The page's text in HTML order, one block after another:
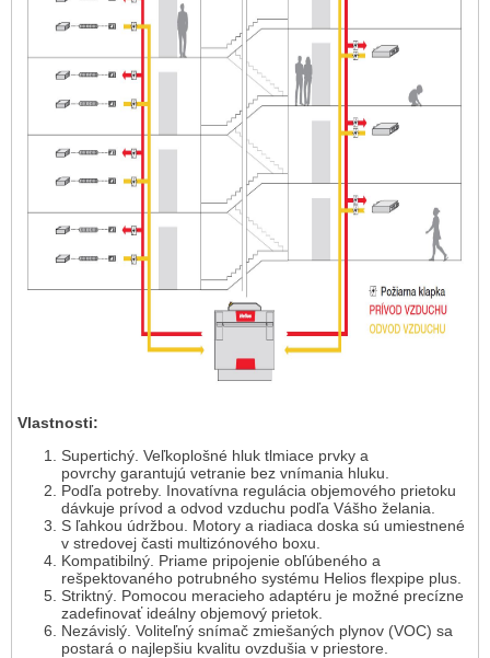
Vlastnosti:
Supertichý. Veľkoplošné hluk tlmiace prvky a
povrchy garantujú vetranie bez vnímania hluku.
Podľa potreby. Inovatívna regulácia objemového prietoku
dávkuje prívod a odvod vzduchu podľa Vášho želania.
S ľahkou údržbou. Motory a riadiaca doska sú umiestnené
v stredovej časti multizónového boxu.
Kompatibilný. Priame pripojenie obľúbeného a
rešpektovaného potrubného systému Helios flexpipe plus.
Striktný. Pomocou meracieho adaptéru je možné precízne
zadefinovať ideálny objemový prietok.
Nezávislý. Voliteľný snímač zmiešaných plynov (VOC) sa
postará o najlepšiu kvalitu ovzdušia v priestore.